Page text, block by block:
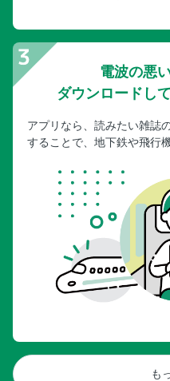
電波の悪
ダウンロードし
アプリなら、読みたい雑誌
することで、地下鉄や飛行
も